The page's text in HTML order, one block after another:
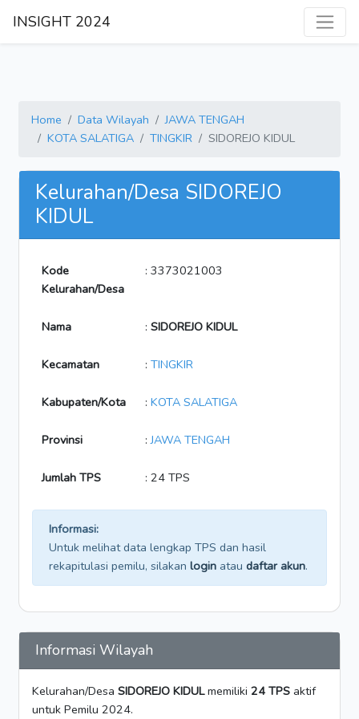
INSIGHT 2024
Home Data Wilayah
JAWA TENGAH
KOTA SALATIGA
TINGKIR SIDOREJO KIDUL
Kelurahan/Desa SIDOREJO
KIDUL
Kode
Kelurahan/Desa
: 3373021003
Nama : SIDOREJO KIDUL
Kecamatan : TINGKIR
Kabupaten/Kota : KOTA SALATIGA
Provinsi :JAWA TENGAH
Jumlah TPS : 24 TPS
Informasi:
Untuk melihat data lengkap TPS dan hasil
rekapitulasi pemilu, silakan login atau daftar akun.
Informasi Wilayah
Kelurahan/Desa SIDOREJO KIDULmemiliki 24 TPS aktif
untuk Pemilu 2024.